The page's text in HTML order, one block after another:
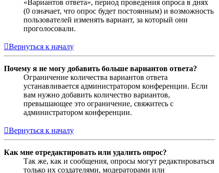
«Вариантов ответа», период проведения опроса в днях
(0 означает, что опрос будет постоянным) и возможность
пользователей изменять вариант, за который они
проголосовали.
Вернуться к началу
Почему я не могу добавить больше вариантов ответа?
Ограничение количества вариантов ответа
устанавливается администратором конференции. Если
вам нужно добавить количество вариантов,
превышающее это ограничение, свяжитесь с
администратором конференции.
Вернуться к началу
Как мне отредактировать или удалить опрос?
Так же, как и сообщения, опросы могут редактироваться
только их создателями, модераторами или